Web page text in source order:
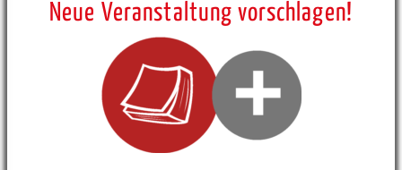
Neue Veranstaltung vorschlagen!